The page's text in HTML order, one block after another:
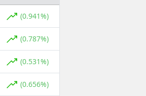
(0.941%)
(0.787%)
(0.531%)
(0.656%)